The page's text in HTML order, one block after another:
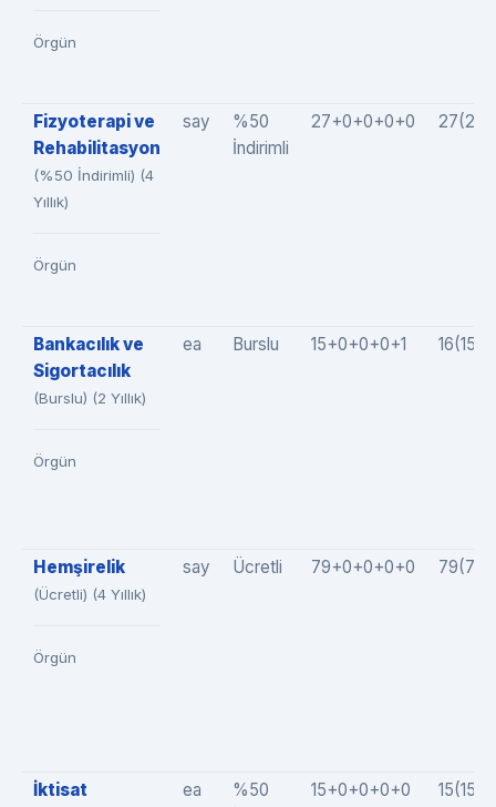
Örgün
Fizyoterapi ve
Rehabilitasyon
(%50 İndirimli) (4
Yıllık)
Örgün
say
%50
İndirimli
27+0+0+0+0
Bankacılık ve
Sigortacılık
(Burslu) (2 Yıllık)
Örgün
ea Burslu 15+0+0+0+1
Hemşirelik
(Ücretli) (4 Yıllık)
Örgün
say Ücretli 79+0+0+0+0
İktisat ea
%50
15+0+0+0+0